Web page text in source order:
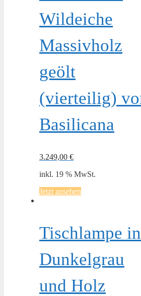
Wildeiche
Massivholz
geölt
(vierteilig)
Basilicana
3.249,00 €
inkl. 19 % MwSt.
Jetzt ansehen
Tischlampe in
Dunkelgrau
und Holz